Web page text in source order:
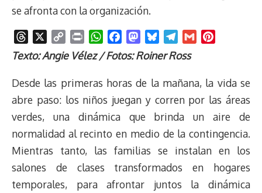
se afronta con la organización.
h
e
d
s
o
y
L
i
n
k
r
n
W
h
A
p
p
a
e
o
k
M
a
t
d
o
n
l
e
k
y
e
e
r
a
m
i
t
r
e
s
Texto: Angie Vélez / Fotos: Roiner Ross
Desde las primeras horas de la mañana, la vida se
abre paso: los niños juegan y corren por las áreas
verdes, una dinámica que brinda un aire de
normalidad al recinto en medio de la contingencia.
Mientras tanto, las familias se instalan en los
salones de clases transformados en hogares
temporales, para afrontar juntos la dinámica